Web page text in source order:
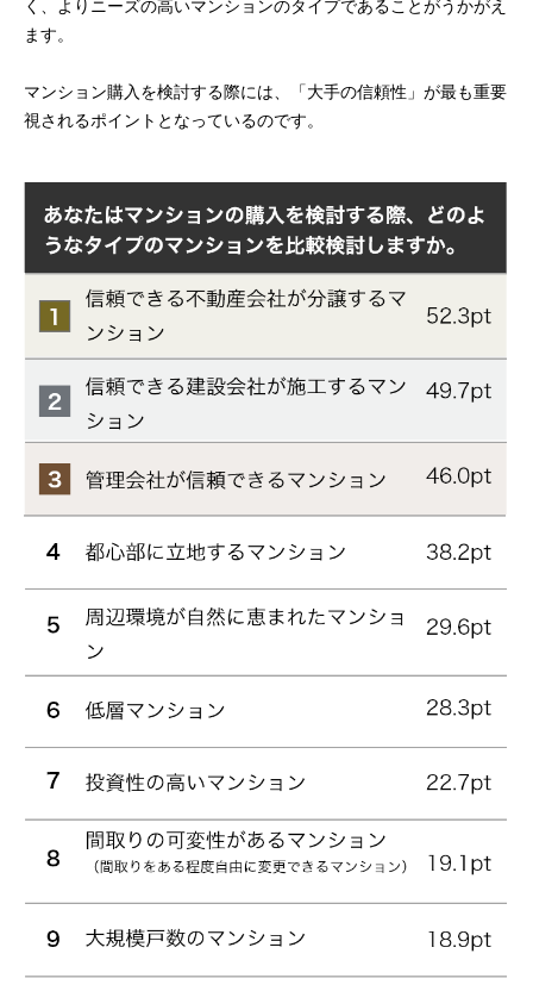
く、よりニーズの高いマンションのタイプであることがうかがえ
ます。
マンション購入を検討する際には、「大手の信頼性」が最も重要
視されるポイントとなっているのです。